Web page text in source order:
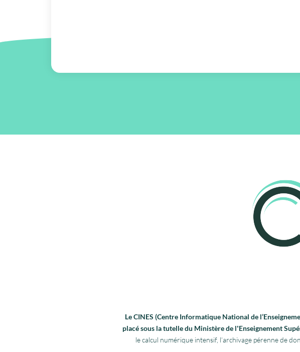
Le CINES (Centre Informatique National de
placé sous la tutelle du Ministère de lʼEnseignement
le calcul numérique intensif, l’archivage pérenne de